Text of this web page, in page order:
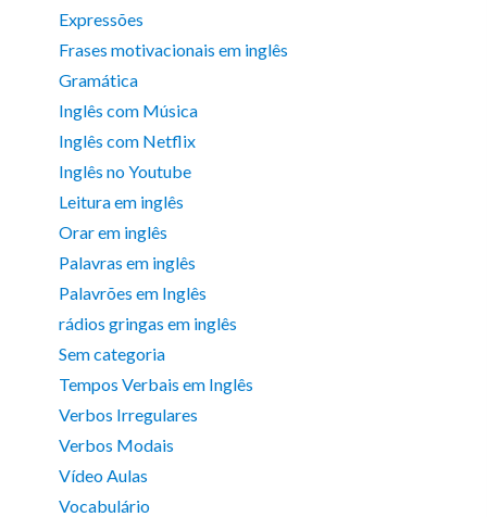
Expressões
Frases motivacionais em inglês
Gramática
Inglês com Música
Inglês com Netflix
Inglês no Youtube
Leitura em inglês
Orar em inglês
Palavras em inglês
Palavrões em Inglês
rádios gringas em inglês
Sem categoria
Tempos Verbais em Inglês
Verbos Irregulares
Verbos Modais
Vídeo Aulas
Vocabulário